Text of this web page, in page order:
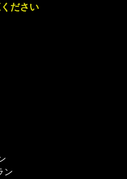
ださい
ン